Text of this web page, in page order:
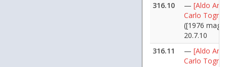
316.10
— [Aldo
Carlo
([1976
20.7.10
316.11
— [Aldo
Carlo